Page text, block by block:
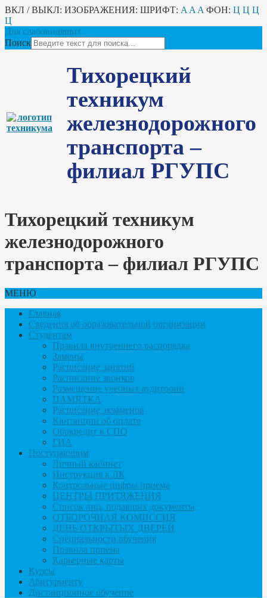
ВКЛ / ВЫКЛ: ИЗОБРАЖЕНИЯ: ШРИФТ: A A A ФОН: Ц Ц Ц
Ц
Для слабовидящих
Поиск
Тихорецкий
техникум
железнодорожного
транспорта –
филиал РГУПС
Тихорецкий техникум
железнодорожного
транспорта – филиал РГУПС
МЕНЮ
Главная
Сведения об образовательной организации
Студентам
Правила внутреннего распорядка
Замены
Расписание занятий
Расписание звонков
Размещение учебных аудиторий
ПАМЯТКА
Расписание экзаменов
Квитанции об оплате
Обркредит в СПО
ГИА
Поступающим
Личный кабинет
Инструкция к ЛК
Контрольные цифры приема
ЦЕНТРЫ ПРИТЯЖЕНИЯ
Список лиц, подавших документы
ОТБОРОЧНАЯ КОМИССИЯ
ДЕНЬ ОТКРЫТЫХ ДВЕРЕЙ
Специальности обучения
Правила приема
Карьерные карты
Курсы
Абитуриенту
Дистанционное обучение